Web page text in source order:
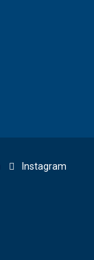
Instagram